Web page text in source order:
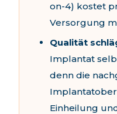
on-4) kostet
Versorgung
Qualität
Implantat
denn die
Einheilung